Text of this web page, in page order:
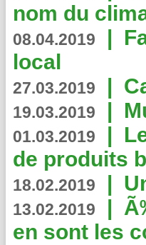
nom du
08.04.2019 |
local
27.03.2019 |
19.03.2019 |
01.03.2019 |
de produits
18.02.2019 |
13.02.2019 |
en sont les